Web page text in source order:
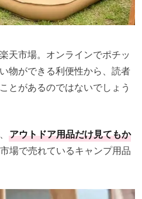
天市場。オンラインでポチッ
物ができる利便性から、読者
とがあるのではないでしょう
アウトドア用品だけ見てもか
場で売れているキャンプ用品